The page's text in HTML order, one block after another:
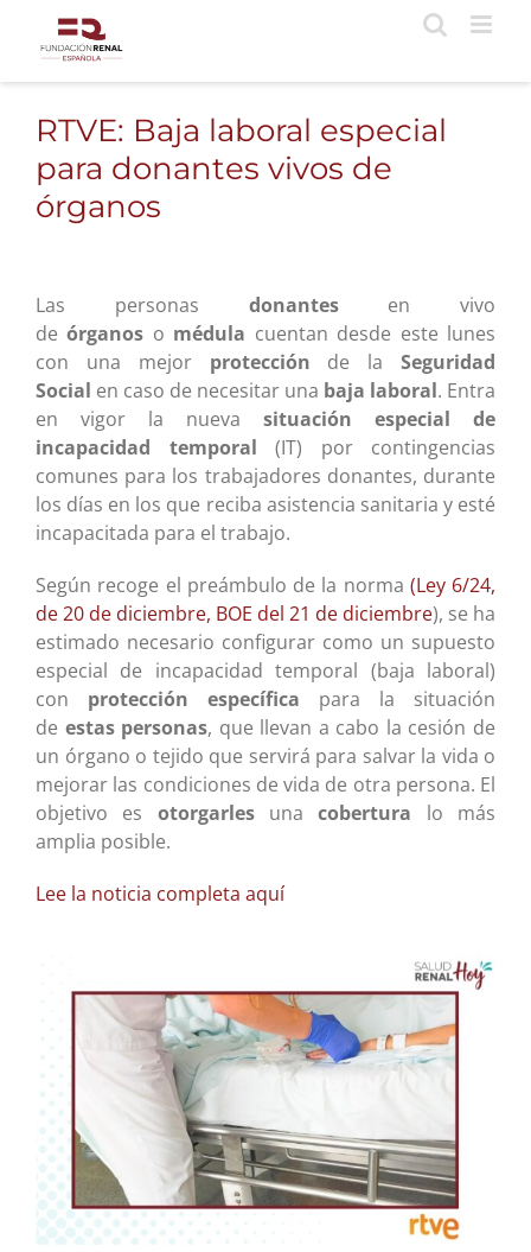
contenido
RTVE: Baja laboral especial
para donantes vivos de
órganos
Las personas donantes en vivo
deórganos o médula cuentan desde este lunes
con una mejor protección de laSeguridad
Social en caso de necesitar una baja laboral. Entra
en vigor la nueva situación especial de
incapacidad temporal (IT) por contingencias
comunes para los trabajadores donantes, durante
los días en los que reciba asistencia sanitaria y esté
incapacitada para el trabajo.
Según recoge el preámbulo de la norma (Ley 6/24,
de 20 de diciembre, BOE del 21 de diciembre), se ha
estimado necesario configurar como un supuesto
especial de incapacidad temporal (baja laboral)
con protección específica para la situación
de estas personas, que llevan a cabo la cesión de
un órgano o tejido que servirá para salvar la vida o
mejorar las condiciones de vida de otra persona. El
objetivo es otorgarles unacobertura lo más
amplia posible.
Lee la noticia completa aquí